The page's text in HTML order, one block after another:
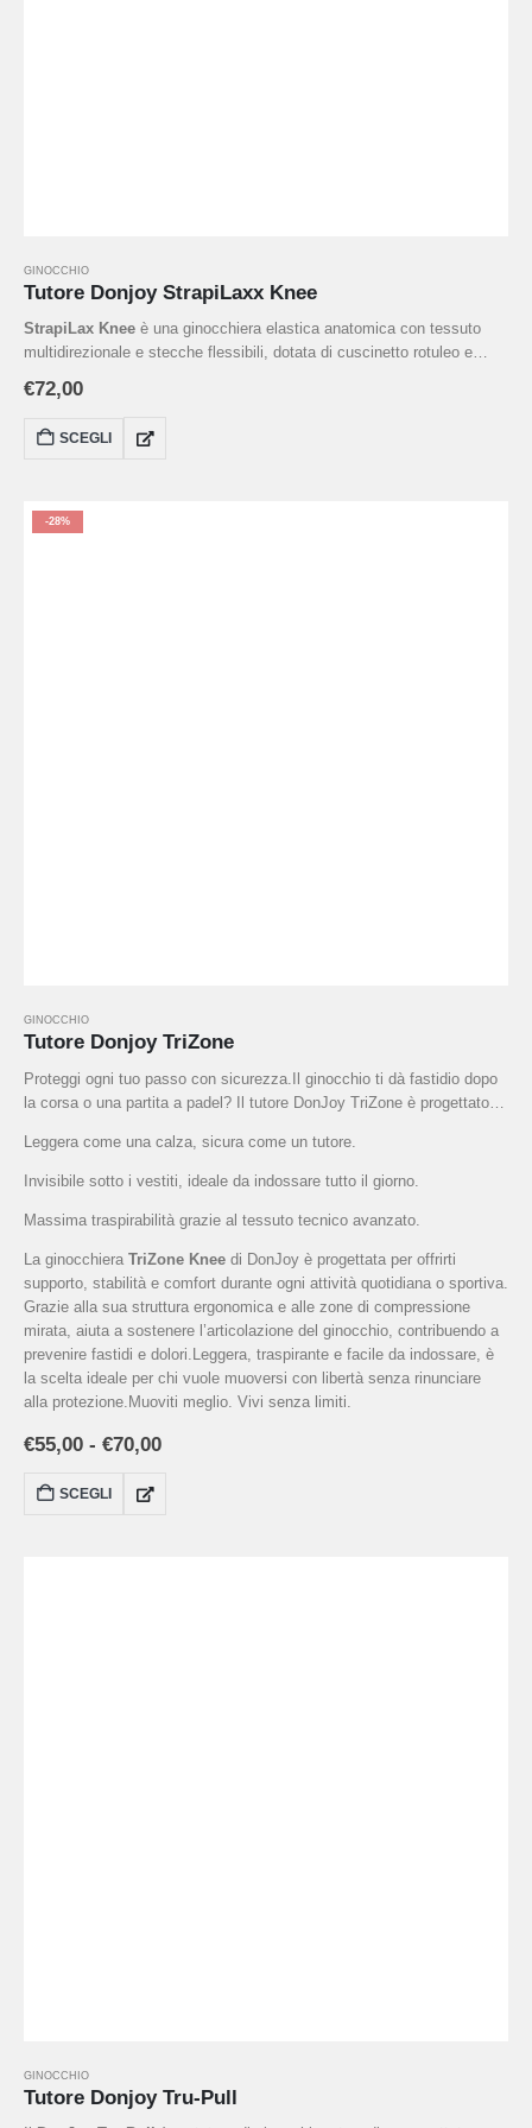
GINOCCHIO
Tutore Donjoy StrapiLaxx Knee
StrapiLax Knee è una ginocchiera elastica anatomica con tessuto
multidirezionale e stecche flessibili, dotata di cuscinetto rotuleo e
propriocezione in caso di traumi acuti o cronici, artrosi leggera o
instabilità rotulea . Leggera, ambidestra, priva di lattice e lavabile in
lavatrice, è versatile per uso quotidiano e sportivo, proteggendo il
€72,00
SCEGLI
-28%
GINOCCHIO
Tutore Donjoy TriZone
Proteggi ogni tuo passo con sicurezza.Il ginocchio ti dà fastidio dopo
la corsa o una partita a padel? Il tutore DonJoy TriZone è progettato
Leggera come una calza, sicura come un tutore.
Invisibile sotto i vestiti, ideale da indossare tutto il giorno.
Massima traspirabilità grazie al tessuto tecnico avanzato.
La ginocchiera TriZone Knee di DonJoy è progettata per offrirti
supporto, stabilità e comfort durante ogni attività quotidiana o sportiva.
Grazie alla sua struttura ergonomica e alle zone di compressione
mirata, aiuta a sostenere l’articolazione del ginocchio, contribuendo a
prevenire fastidi e dolori.Leggera, traspirante e facile da indossare, è
la scelta ideale per chi vuole muoversi con libertà senza rinunciare
alla protezione.Muoviti meglio. Vivi senza limiti.
€55,00 - €70,00
SCEGLI
GINOCCHIO
Tutore Donjoy Tru-Pull